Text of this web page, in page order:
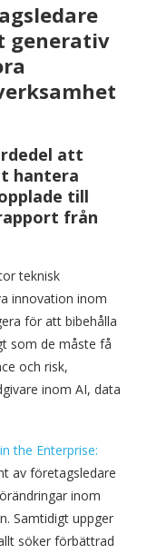
generativ
att
hantera
till
från
teknisk
innovation inom
för att bibehålla
som de måste få
och risk,
inom AI, data
the Enterprise:
av företagsledare
inom
Samtidigt uppger
söker förbättrad